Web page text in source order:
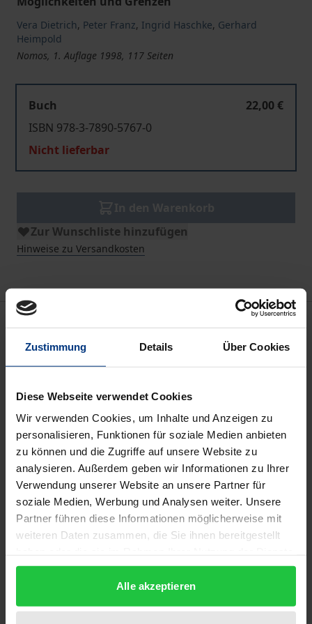
Zustimmung Details Über Cookies
Diese Webseite verwendet Cookies
Wir verwenden Cookies, um Inhalte und Anzeigen zu
personalisieren, Funktionen für soziale Medien anbieten
zu können und die Zugriffe auf unsere Website zu
analysieren. Außerdem geben wir Informationen zu Ihrer
Verwendung unserer Website an unsere Partner für
soziale Medien, Werbung und Analysen weiter. Unsere
Partner führen diese Informationen möglicherweise mit
weiteren Daten zusammen, die Sie ihnen bereitgestellt
gesammelt haben.
Alle akzeptieren
Vera Dietrich, Peter Franz, Ingrid Haschke, Gerhard
Heimpold
Nomos, 1. Auflage 1998, 117 Seiten
Buch
22,00 €
ISBN 978-3-7890-5767-0
Nicht lieferbar
Zur Wunschliste hinzufügen
Hinweise zu Versandkosten
Beschreibung
Mit der wachsenden internationalen Verflechtung
größere Freiheiten bei der Wahl ihres Standorts
zuzufallen. Gleichzeitig mehren sich auf regionaler
Ebene die Anstrengungen – nicht zuletzt im Gefolge
der deutschen Vereinigung –, Firmen zu einer
Ansiedlung zu bewegen.
Diese Ausgangslage dient zum Anlaß, das
regionalpolitische Instrument der
Ansiedlungsförderung einer grundlegenden
Institut für Wirtschaftsforschung Halle – fragen in
ihrer Studie zunächst, welche Gründe in einer